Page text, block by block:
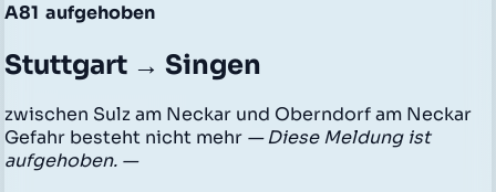
A81 aufgehoben
Stuttgart → Singen
zwischen Sulz am Neckar und Oberndorf am Neckar
Gefahr besteht nicht mehr — Diese Meldung ist
aufgehoben. —